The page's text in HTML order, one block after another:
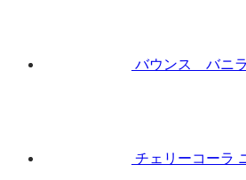
バウンス バニ
チェリーコーラ